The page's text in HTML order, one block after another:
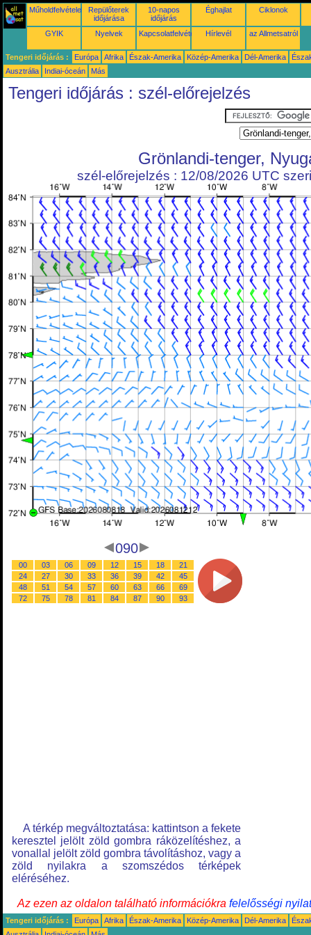
Műholdfelvételek
Repülőterek
időjárása
10-napos
időjárás
Éghajlat Ciklonok
GYIK Nyelvek Kapcsolatfelvétel Hírlevél az Allmetsatról
Tengeri időjárás : Európa Afrika Észak-Amerika Közép-Amerika Dél-Amerika
Ausztrália
Indiai-óceán Más
Tengeri időjárás : szél-előrejelzés
Grönlandi-tenger,
szél-előrejelzés : 12/08/2026 UTC
090
00 03 06 09 12 15 18
21
24
27 30 33 36 39 42
45
48
51 54 57 60 63 66
69
72
75 78 81 84 87 90 93
A térkép megváltoztatása: kattintson a fekete
keresztel jelölt zöld gombra ráközelítéshez, a
vonallal jelölt zöld gombra távolításhoz, vagy a
zöld nyilakra a szomszédos térképek
eléréséhez.
Az ezen az oldalon található információkra felelősségi
Tengeri időjárás : Európa Afrika Észak-Amerika Közép-Amerika Dél-Amerika